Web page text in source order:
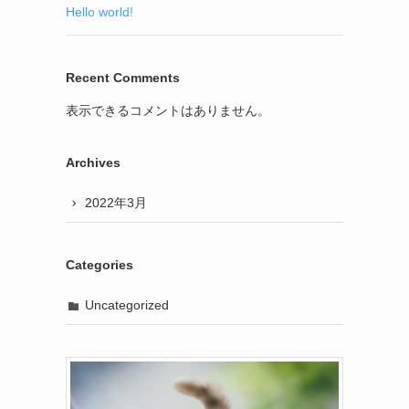
Hello world!
Recent Comments
表示できるコメントはありません。
Archives
2022年3月
Categories
Uncategorized